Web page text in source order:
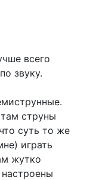
всего
звуку.
струны
суть то же
играть
жутко